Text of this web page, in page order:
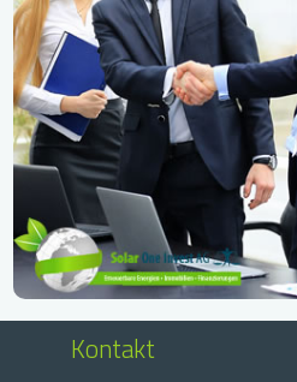
Kontakt